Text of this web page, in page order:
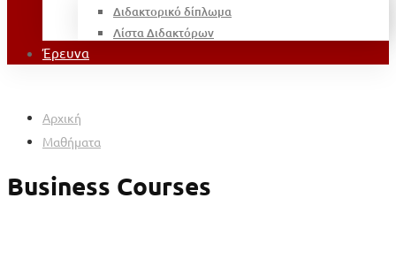
Διδακτορικό δίπλωμα
Λίστα Διδακτόρων
Έρευνα
Αρχική
Μαθήματα
Business Courses